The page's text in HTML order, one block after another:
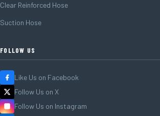
Clear Reinforced Hose
Suction Hose
FOLLOW US
Like Us on Facebook
Follow Us on X
Follow Us on Instagram